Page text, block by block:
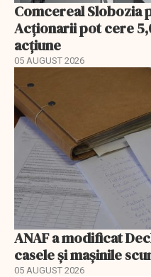
Comcereal Slobozia
Acționarii pot cere
acțiune
05 AUGUST 2026
ANAF a modificat
casele și mașinile
05 AUGUST 2026